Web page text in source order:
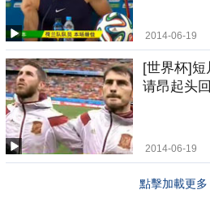
2014-06-19
[世界杯]短
请昂起头
2014-06-19
點擊加載更多